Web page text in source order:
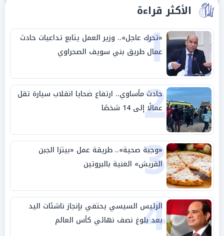
الأكثر قراءة
1
«تحرك عاجل».. وزير العمل يتابع تداعيات حادث
عمال طريق بني سويف الصحراوي
2
حادث مأساوي.. ارتفاع ضحايا انقلاب سيارة تقل
عمالًا إلى 14 شخصًا
3
«وجبة صحية».. طريقة عمل «بيتزا الجبن
القريش» الغنية بالبروتين
4
الرئيس السيسي يحتفي بإنجاز ناشئات اليد
بعد بلوغ نصف نهائي كأس العالم